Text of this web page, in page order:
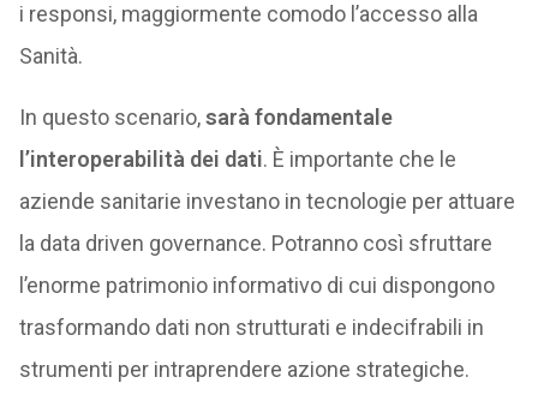
i responsi, maggiormente comodo l’accesso alla
Sanità.
In questo scenario,sarà fondamentale
l’interoperabilità dei dati. È importante che le
aziende sanitarie investano in tecnologie per attuare
la data driven governance. Potranno così sfruttare
l’enorme patrimonio informativo di cui dispongono
trasformando dati non strutturati e indecifrabili in
strumenti per intraprendere azione strategiche.